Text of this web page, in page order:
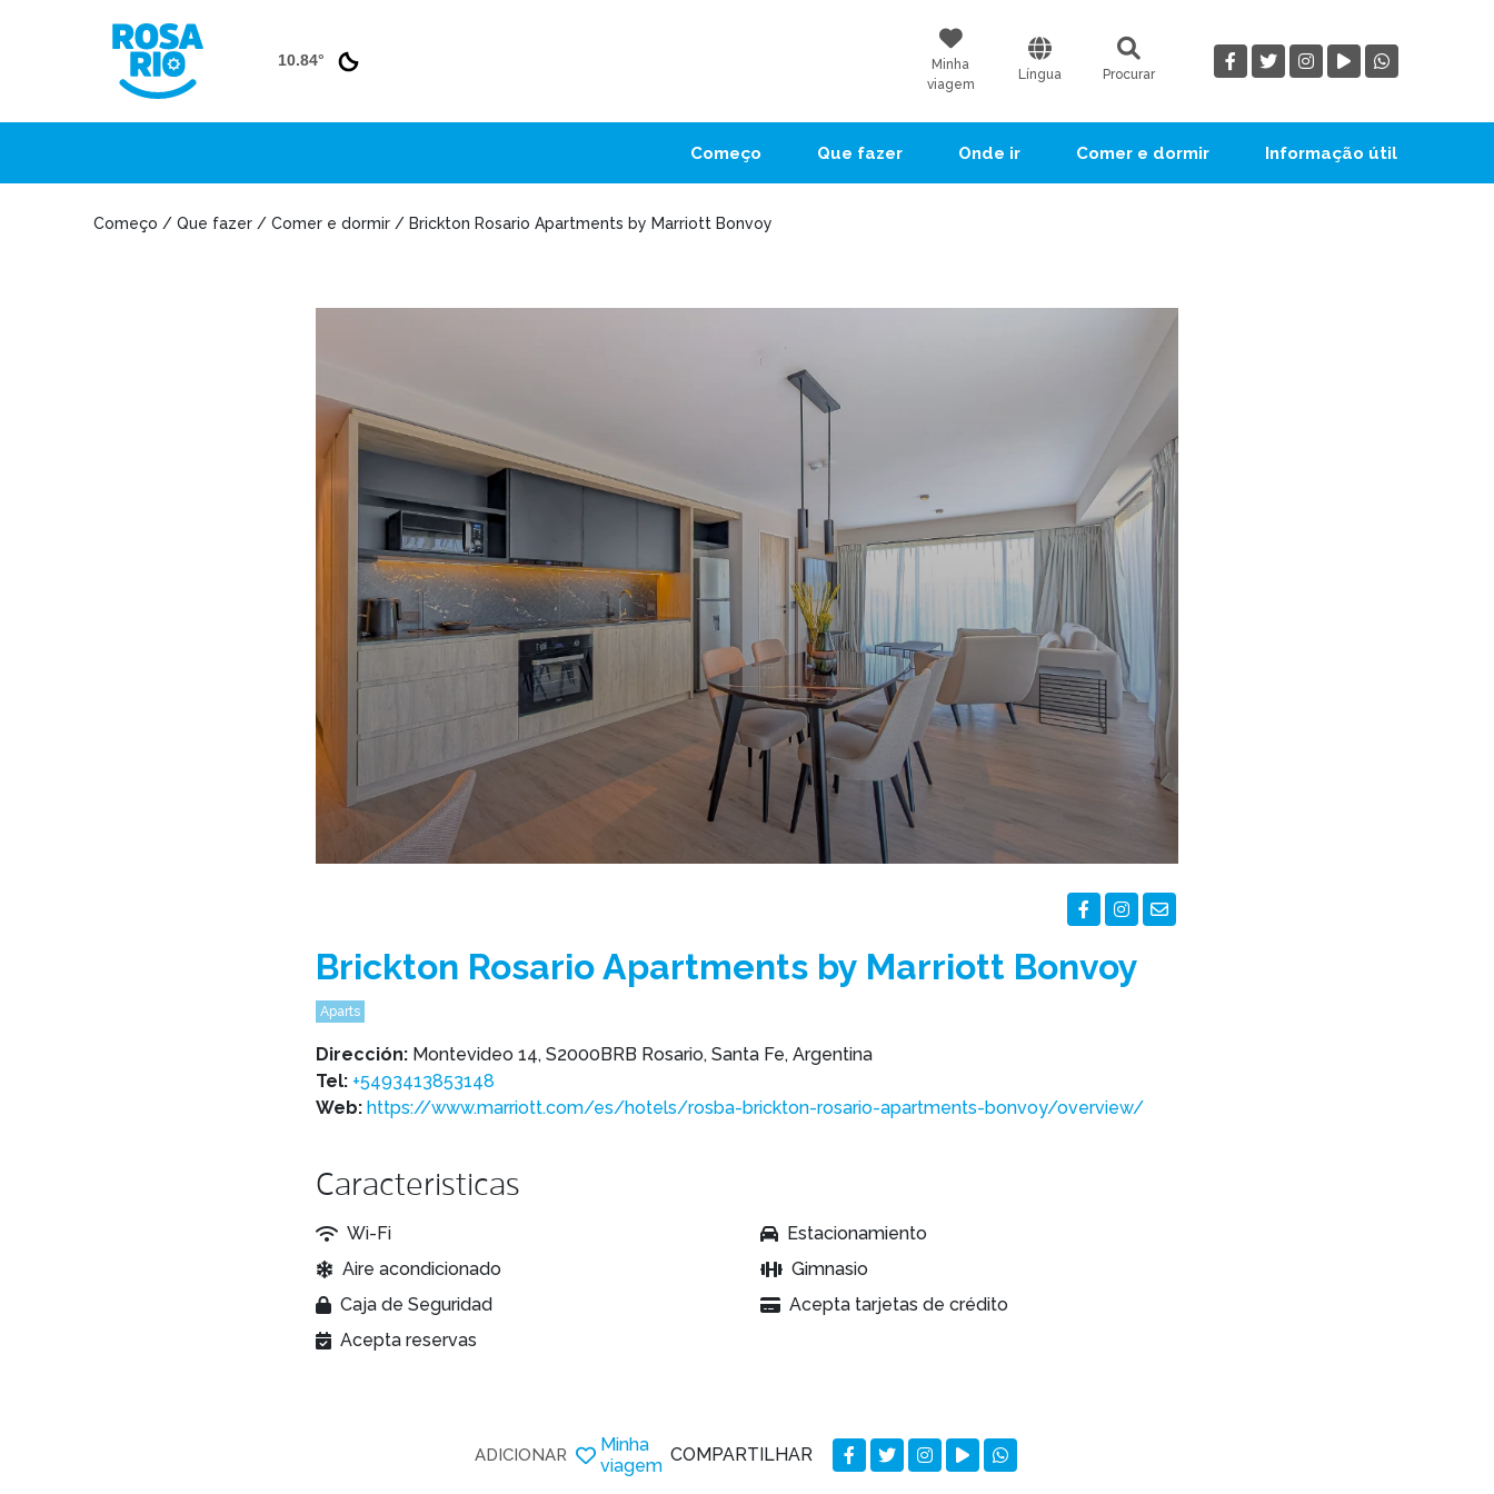
10.84°
Minha
viagem
Língua Procurar
Começo Que fazer Onde ir Comer e dormir Informação útil
Começo / Que fazer / Comer e dormir / Brickton Rosario Apartments by Marriott Bonvoy
Brickton Rosario Apartments by Marriott Bonvoy
Aparts
Dirección: Montevideo 14, S2000BRB Rosario, Santa Fe, Argentina
Tel: +5493413853148
Web: https://www.marriott.com/es/hotels/rosba-brickton-rosario-apartments-bonvoy/overview/
Caracteristicas
Wi-Fi
Estacionamiento
Aire acondicionado
Gimnasio
Caja de Seguridad
Acepta tarjetas de crédito
Acepta reservas
ADICIONAR
Minha
viagem
COMPARTILHAR